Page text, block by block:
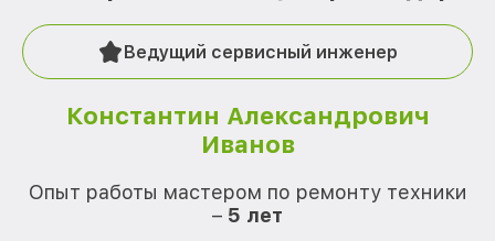
Ведущий сервисный инженер
Константин Александрович
Иванов
Опыт работы мастером по ремонту техники
– 5 лет